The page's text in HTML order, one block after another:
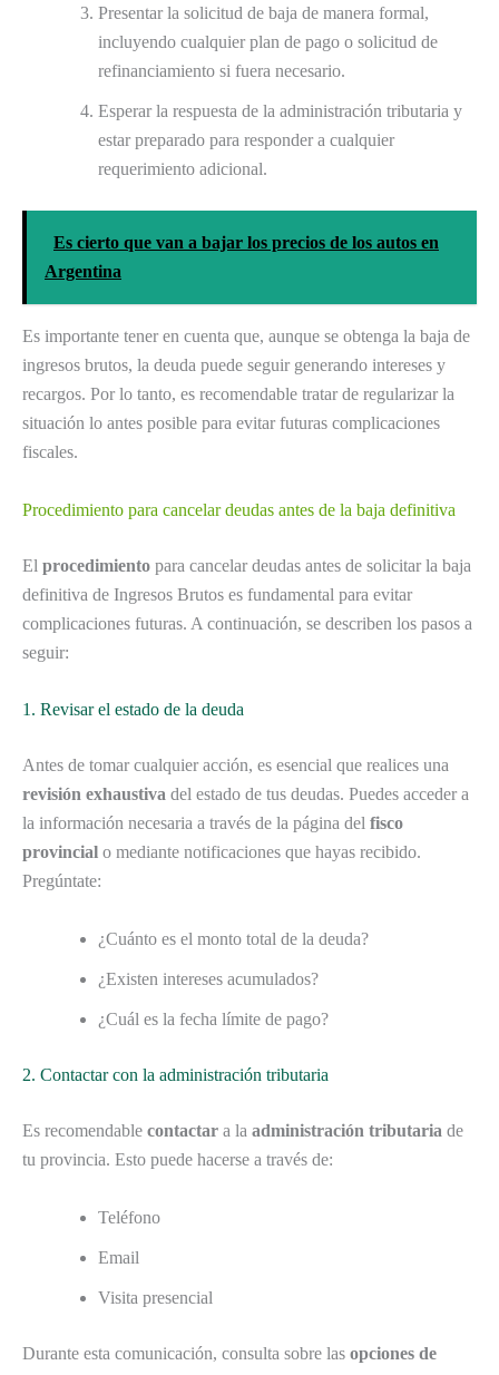
Presentar la solicitud de baja de manera formal,
incluyendo cualquier plan de pago o solicitud de
refinanciamiento si fuera necesario.
Esperar la respuesta de la administración tributaria y
estar preparado para responder a cualquier
requerimiento adicional.
Es cierto que van a bajar los precios de los autos en
Argentina
Es importante tener en cuenta que, aunque se obtenga la baja de
ingresos brutos, la deuda puede seguir generando intereses y
recargos. Por lo tanto, es recomendable tratar de regularizar la
situación lo antes posible para evitar futuras complicaciones
fiscales.
Procedimiento para cancelar deudas antes de la baja definitiva
El procedimiento para cancelar deudas antes de solicitar la baja
definitiva de Ingresos Brutos es fundamental para evitar
complicaciones futuras. A continuación, se describen los pasos a
seguir:
1. Revisar el estado de la deuda
Antes de tomar cualquier acción, es esencial que realices una
revisión exhaustiva del estado de tus deudas. Puedes acceder a
la información necesaria a través de la página del fisco
provincial o mediante notificaciones que hayas recibido.
Pregúntate:
¿Cuánto es el monto total de la deuda?
¿Existen intereses acumulados?
¿Cuál es la fecha límite de pago?
2. Contactar con la administración tributaria
Es recomendable contactar a la administración tributaria de
tu provincia. Esto puede hacerse a través de:
Teléfono
Email
Visita presencial
Durante esta comunicación, consulta sobre las opciones de